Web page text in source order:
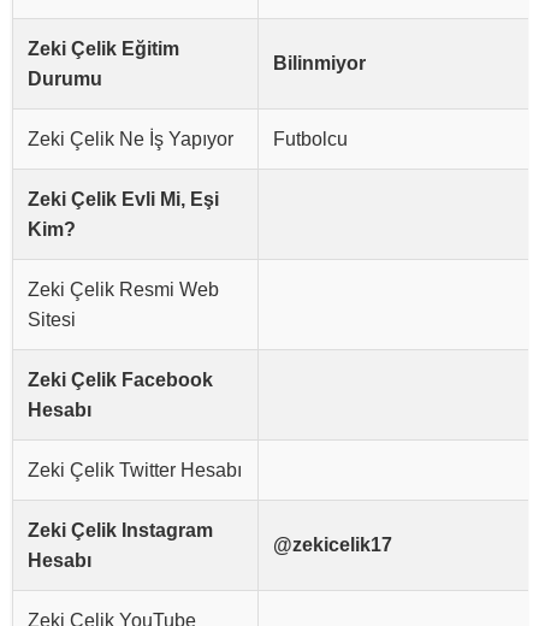
Zeki Çelik Eğitim
Durumu
Bilinmiyor
Zeki Çelik Ne İş Yapıyor Futbolcu
Zeki Çelik Evli Mi, Eşi
Kim?
Zeki Çelik Resmi Web
Sitesi
Zeki Çelik Facebook
Hesabı
Zeki Çelik Twitter Hesabı
Zeki Çelik Instagram
Hesabı
@zekicelik17
Zeki Çelik YouTube